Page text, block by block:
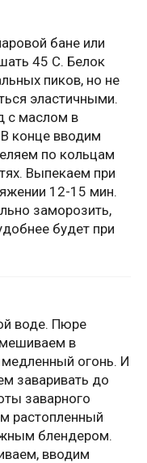
бане или
45 С. Белок
пиков, но не
эластичными.
с маслом в
конце вводим
по кольцам
Выпекаем при
12-15 мин.
заморозить,
будет при
воде. Пюре
в
медленный огонь. И
заваривать до
заварного
растопленный
блендером.
вводим